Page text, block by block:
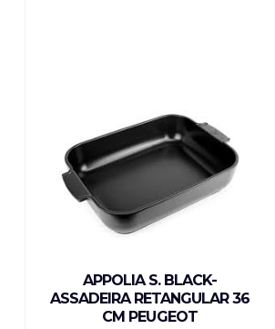
APPOLIA S. BLACK-
ASSADEIRA RETANGULAR 36
CM PEUGEOT